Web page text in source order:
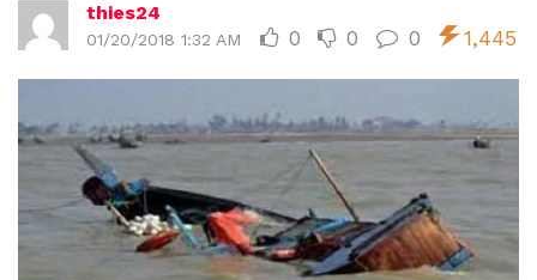
thies24
01/20/2018 1:32 AM 0 0 0 1,445